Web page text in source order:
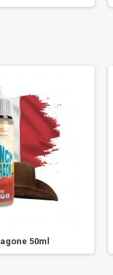
50ml